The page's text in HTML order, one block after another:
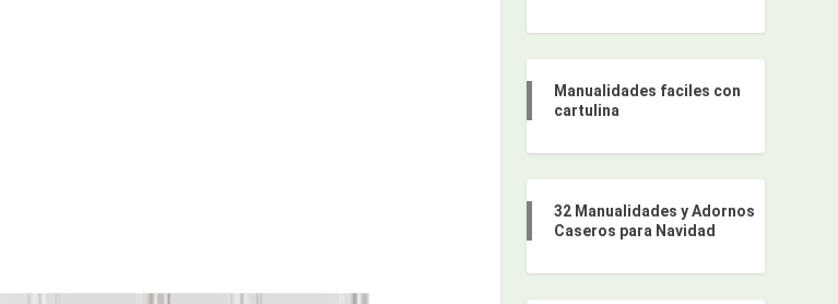
Manualidades faciles con
cartulina
32 Manualidades y Adornos
Caseros para Navidad